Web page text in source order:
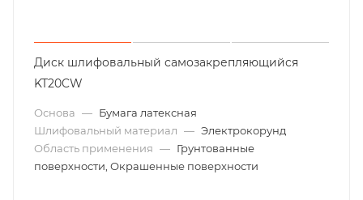
Диск шлифовальный самозакрепляющийся
KT20CW
Основа — Бумага латексная
Шлифовальный материал — Электрокорунд
Область применения — Грунтованные
поверхности, Окрашенные поверхности